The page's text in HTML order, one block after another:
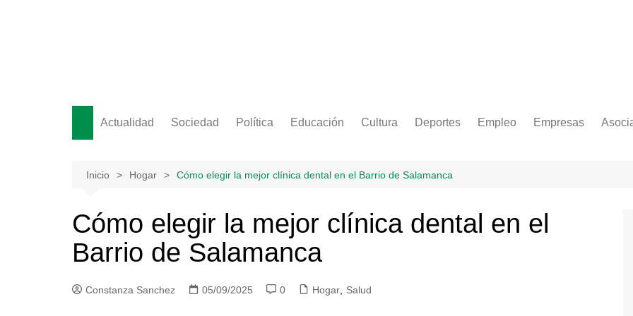
Actualidad Sociedad Política Educación Cultura Deportes Empleo Empresas
Inicio Hogar Cómo elegir la mejor clínica dental en el Barrio de Salamanca
Cómo elegir la mejor clínica dental en el
Barrio de Salamanca
Constanza Sanchez 05/09/2025 0 Hogar Salud